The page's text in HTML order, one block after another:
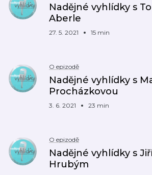
Nadějné vyhlídky s
Aberle
27. 5. 2021 15 min
O epizodě
Nadějné vyhlídky s
Procházkovou
3. 6. 2021 23 min
O epizodě
Nadějné vyhlídky s
Hrubým